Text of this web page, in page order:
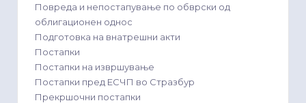
Повреда и непостапување по обврски од
облигационен однос
Подготовка на внатрешни акти
Постапки
Постапки на извршување
Постапки пред ЕСЧП во Стразбур
Прекршочни постапки